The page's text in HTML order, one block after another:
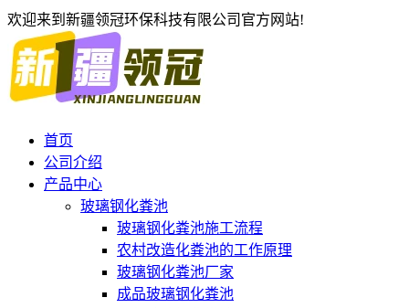
欢迎来到新疆领冠环保科技有限公司官方网站!
首页
公司介绍
产品中心
玻璃钢化粪池
玻璃钢化粪池施工流程
农村改造化粪池的工作原理
玻璃钢化粪池厂家
成品玻璃钢化粪池